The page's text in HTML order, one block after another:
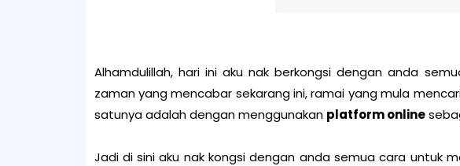
Alhamdulillah, hari ini aku nak berkongsi dengan anda
zaman yang mencabar sekarang ini, ramai yang mula
satunya adalah dengan menggunakan platform online
Jadi di sini aku nak kongsi dengan anda semua cara untuk